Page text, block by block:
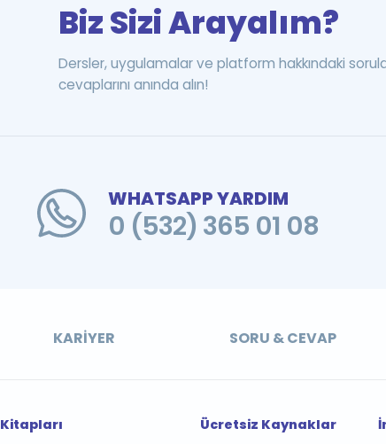
Biz Sizi Arayalım?
Dersler, uygulamalar ve platform hakkındaki
cevaplarını anında alın!
WHATSAPP YARDIM
0 (532) 365 01 08
KARIYER SORU & CEVAP
Kitapları Ücretsiz Kaynaklar